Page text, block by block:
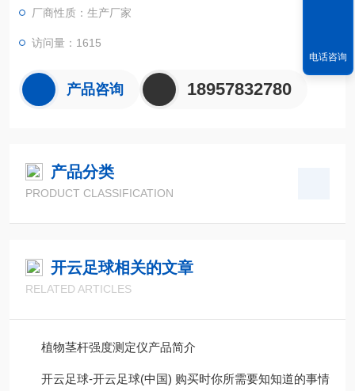
厂商性质：生产厂家
访问量：1615
产品咨询 18957832780
产品分类
PRODUCT CLASSIFICATION
开云足球相关的文章
RELATED ARTICLES
植物茎杆强度测定仪产品简介
开云足球-开云足球(中国) 购买时你所需要知知道的事情
电话咨询